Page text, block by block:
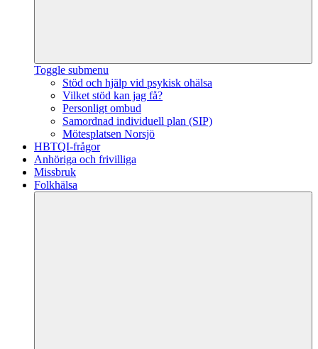
Toggle submenu
Stöd och hjälp vid psykisk ohälsa
Vilket stöd kan jag få?
Personligt ombud
Samordnad individuell plan (SIP)
Mötesplatsen Norsjö
HBTQI-frågor
Anhöriga och frivilliga
Missbruk
Folkhälsa